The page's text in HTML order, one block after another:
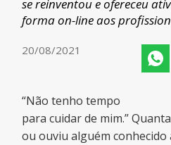
se reinventou e ofereceu
forma on-line aos
20/08/2021
“Não tenho tempo
para cuidar de mim.”
ou ouviu alguém conhecido